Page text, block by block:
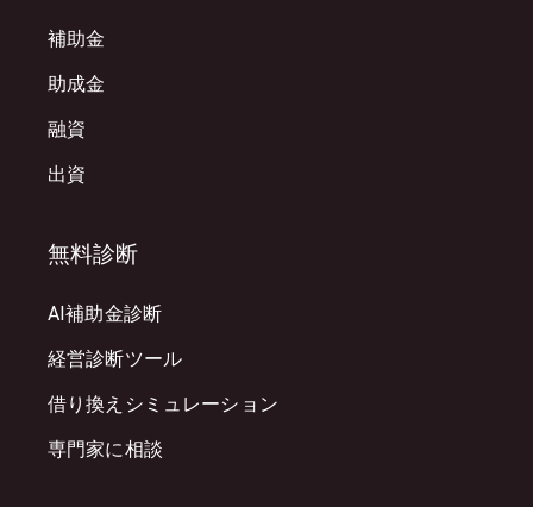
補助金
助成金
融資
出資
無料診断
AI補助金診断
経営診断ツール
借り換えシミュレーション
専門家に相談